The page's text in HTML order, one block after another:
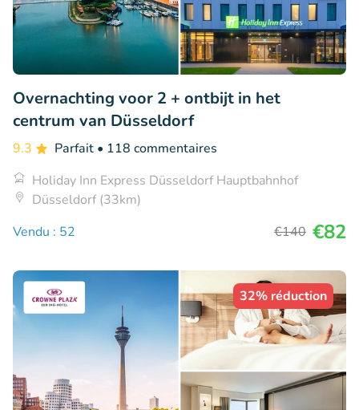
Overnachting voor 2 + ontbijt in het
centrum van Düsseldorf
9.3 Parfait • 118 commentaires
Holiday Inn Express Düsseldorf Hauptbahnhof
Düsseldorf (33km)
Vendu : 52
€140 €82
32% réduction